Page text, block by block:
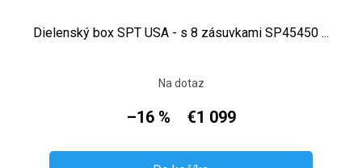
Dielenský box SPT USA - s 8 zásuvkami SP45450 ...
Na dotaz
–16 % €1 099